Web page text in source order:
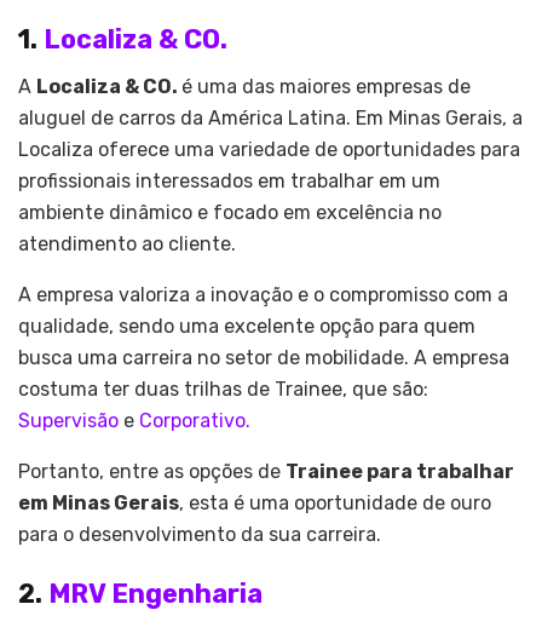
1. Localiza & CO.
A Localiza & CO. é uma das maiores empresas de
aluguel de carros da América Latina. Em Minas Gerais, a
Localiza oferece uma variedade de oportunidades para
profissionais interessados em trabalhar em um
ambiente dinâmico e focado em excelência no
atendimento ao cliente.
A empresa valoriza a inovação e o compromisso com a
qualidade, sendo uma excelente opção para quem
busca uma carreira no setor de mobilidade. A empresa
costuma ter duas trilhas de Trainee, que são:
Supervisão e Corporativo.
Portanto, entre as opções de Trainee para trabalhar
em Minas Gerais, esta é uma oportunidade de ouro
para o desenvolvimento da sua carreira.
2. MRV Engenharia